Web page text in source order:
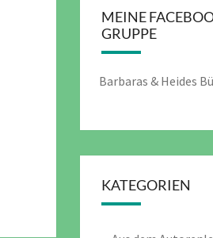
MEINE
GRUPPE
Barbaras & Heides
KATEGORIEN